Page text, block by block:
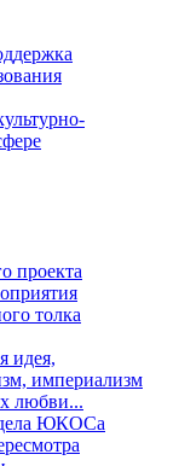
проекта
толка
идея,
империализм
любви...
ЮКОСа